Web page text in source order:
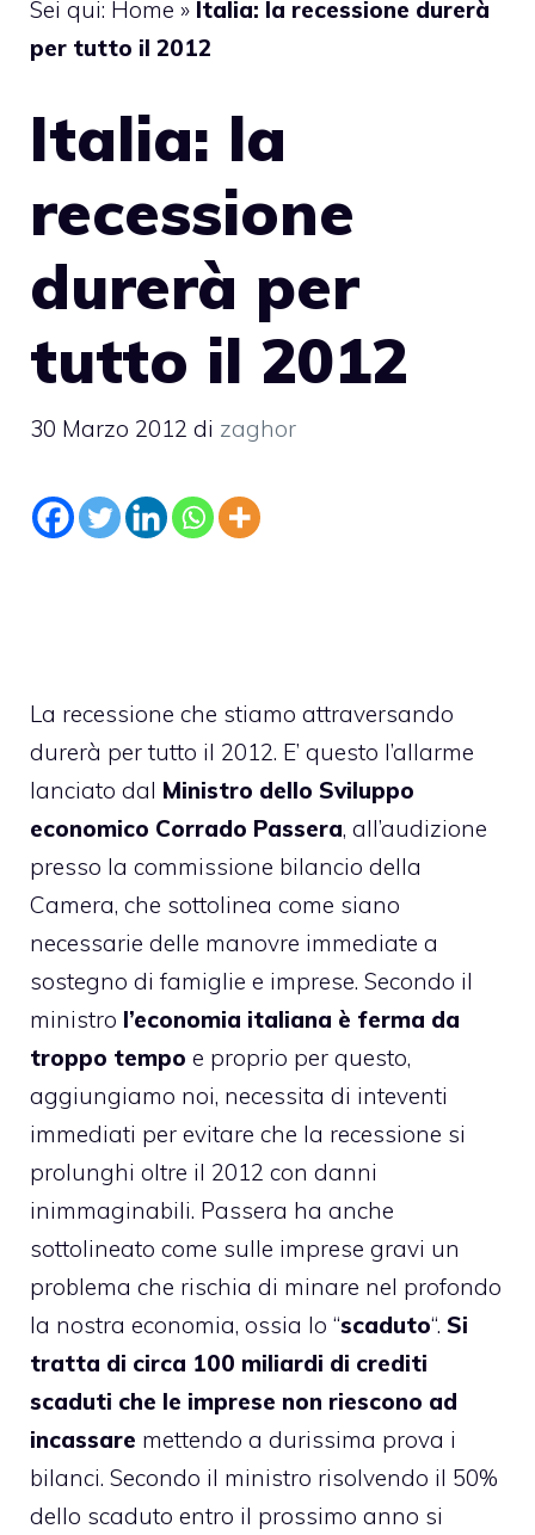
Sei qui: Home » Italia: la recessione durerà
per tutto il 2012
Italia: la
recessione
durerà per
tutto il 2012
30 Marzo 2012 di zaghor
La recessione che stiamo attraversando
durerà per tutto il 2012. E’ questo l’allarme
lanciato dal Ministro dello Sviluppo
economico Corrado Passera, all’audizione
presso la commissione bilancio della
Camera, che sottolinea come siano
necessarie delle manovre immediate a
sostegno di famiglie e imprese. Secondo il
ministro l’economia italiana è ferma da
troppo tempo e proprio per questo,
aggiungiamo noi, necessita di inteventi
immediati per evitare che la recessione si
prolunghi oltre il 2012 con danni
inimmaginabili. Passera ha anche
sottolineato come sulle imprese gravi un
problema che rischia di minare nel profondo
la nostra economia, ossia lo “scaduto“. Si
tratta di circa 100 miliardi di crediti
scaduti che le imprese non riescono ad
incassare mettendo a durissima prova i
bilanci. Secondo il ministro risolvendo il 50%
dello scaduto entro il prossimo anno si